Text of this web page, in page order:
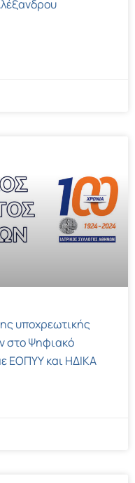
υποχρεωτικής
στο Ψηφιακό
ΕΟΠΥΥ και ΗΔΙΚΑ